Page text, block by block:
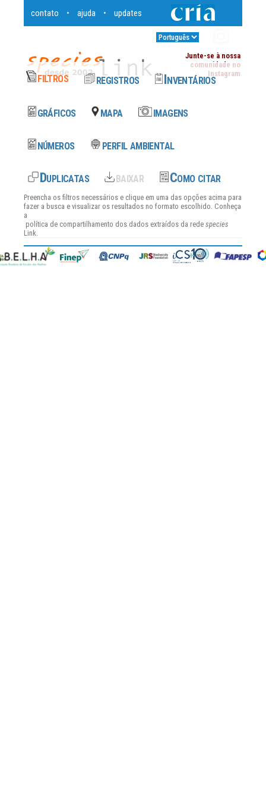
contato • ajuda • updates
Junte-se à nossa
comunidade no
Instagram
Preencha os filtros necessários e clique em uma das opções acima para
fazer a busca e visualizar os resultados no formato escolhido. Conheça
a
política de compartilhamento dos dados extraídos da rede species
Link.